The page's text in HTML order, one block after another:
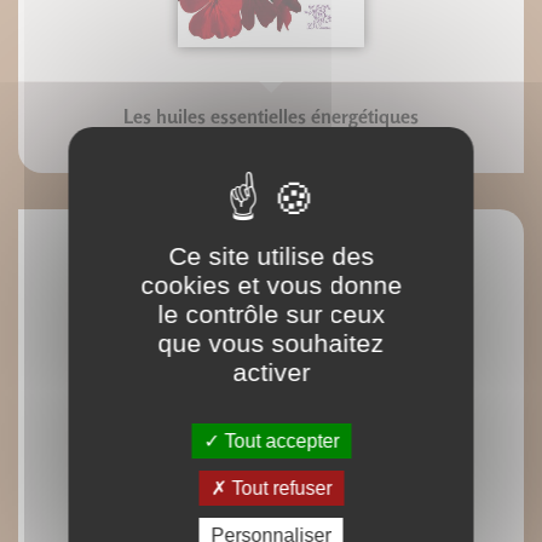
Les huiles essentielles énergétiques
Ce site utilise des
cookies et vous donne
le contrôle sur ceux
que vous souhaitez
activer
Tout accepter
Tout refuser
Personnaliser